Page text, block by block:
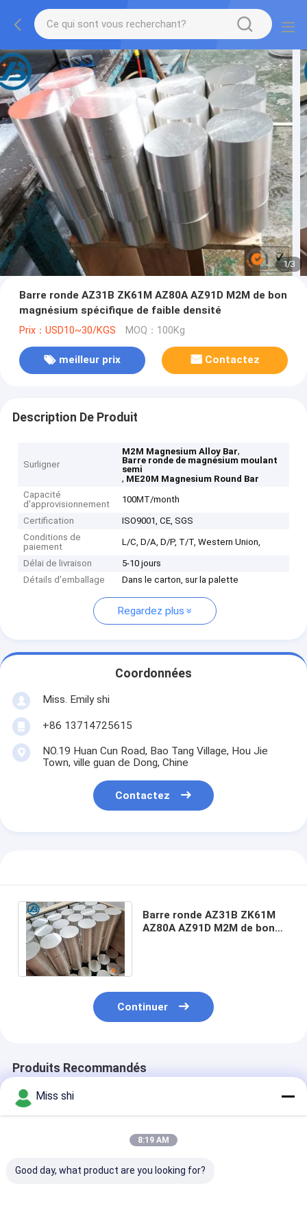
1/3
Barre ronde AZ31B ZK61M AZ80A AZ91D M2M de bon
magnésium spécifique de faible densité
Prix：USD10~30/KGS MOQ：100Kg
meilleur prix Contactez
Description De Produit
Surligner
M2M Magnesium Alloy Bar,
Barre ronde de magnésium moulant
semi
, ME20M Magnesium Round Bar
Capacité
d'approvisionnement
100MT/month
Certification
ISO9001, CE, SGS
Conditions de
paiement
L/C, D/A, D/P, T/T, Western Union,
Délai de livraison
5-10 jours
Détails d'emballage
Dans le carton, sur la palette
Regardez plus
Coordonnées
Miss. Emily shi
+86 13714725615
NO.19 Huan Cun Road, Bao Tang Village, Hou Jie
Town, ville guan de Dong, Chine
Contactez
Barre ronde AZ31B ZK61M
AZ80A AZ91D M2M de bon
Continuer
Produits Recommandés
Miss shi
8:19 AM
Good day, what product are you looking for?